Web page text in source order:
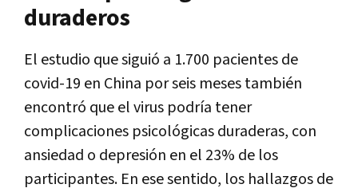
duraderos
El estudio que siguió a 1.700 pacientes de
covid-19 en China por seis meses también
encontró que el virus podría tener
complicaciones psicológicas duraderas, con
ansiedad o depresión en el 23% de los
participantes. En ese sentido, los hallazgos de